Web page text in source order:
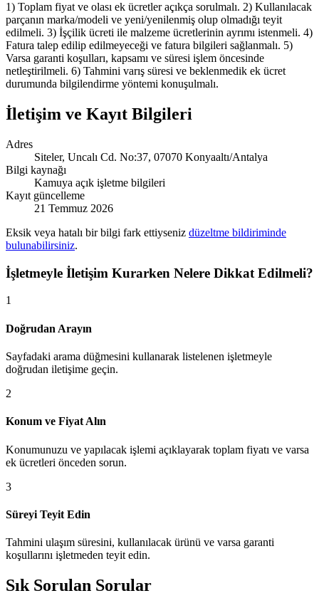
1) Toplam fiyat ve olası ek ücretler açıkça sorulmalı. 2) Kullanılacak
parçanın marka/modeli ve yeni/yenilenmiş olup olmadığı teyit
edilmeli. 3) İşçilik ücreti ile malzeme ücretlerinin ayrımı istenmeli. 4)
Fatura talep edilip edilmeyeceği ve fatura bilgileri sağlanmalı. 5)
Varsa garanti koşulları, kapsamı ve süresi işlem öncesinde
netleştirilmeli. 6) Tahmini varış süresi ve beklenmedik ek ücret
durumunda bilgilendirme yöntemi konuşulmalı.
İletişim ve Kayıt Bilgileri
Adres
Siteler, Uncalı Cd. No:37, 07070 Konyaaltı/Antalya
Bilgi kaynağı
Kamuya açık işletme bilgileri
Kayıt güncelleme
21 Temmuz 2026
Eksik veya hatalı bir bilgi fark ettiyseniz düzeltme bildiriminde
bulunabilirsiniz.
İşletmeyle İletişim Kurarken Nelere Dikkat Edilmeli?
1
Doğrudan Arayın
Sayfadaki arama düğmesini kullanarak listelenen işletmeyle
doğrudan iletişime geçin.
2
Konum ve Fiyat Alın
Konumunuzu ve yapılacak işlemi açıklayarak toplam fiyatı ve varsa
ek ücretleri önceden sorun.
3
Süreyi Teyit Edin
Tahmini ulaşım süresini, kullanılacak ürünü ve varsa garanti
koşullarını işletmeden teyit edin.
Sık Sorulan Sorular